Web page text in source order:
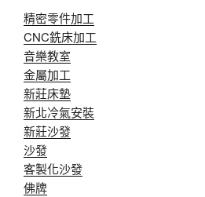
精密零件加工
CNC銑床加工
音樂教室
金屬加工
新莊床墊
新北冷氣安裝
新莊沙發
沙發
客製化沙發
佛牌